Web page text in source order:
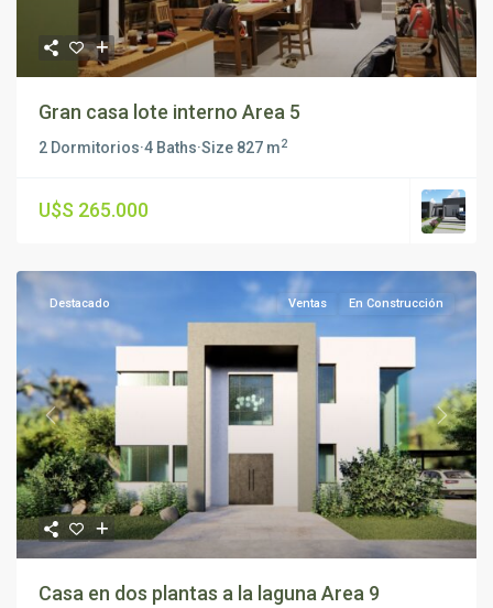
Gran casa lote interno Area 5
2 Dormitorios·4 Baths·Size 827 m2
U$S 265.000
Previous Next
Destacado Ventas En Construcción
Casa en dos plantas a la laguna Area 9